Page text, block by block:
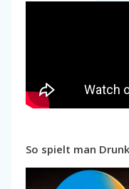
So spielt man